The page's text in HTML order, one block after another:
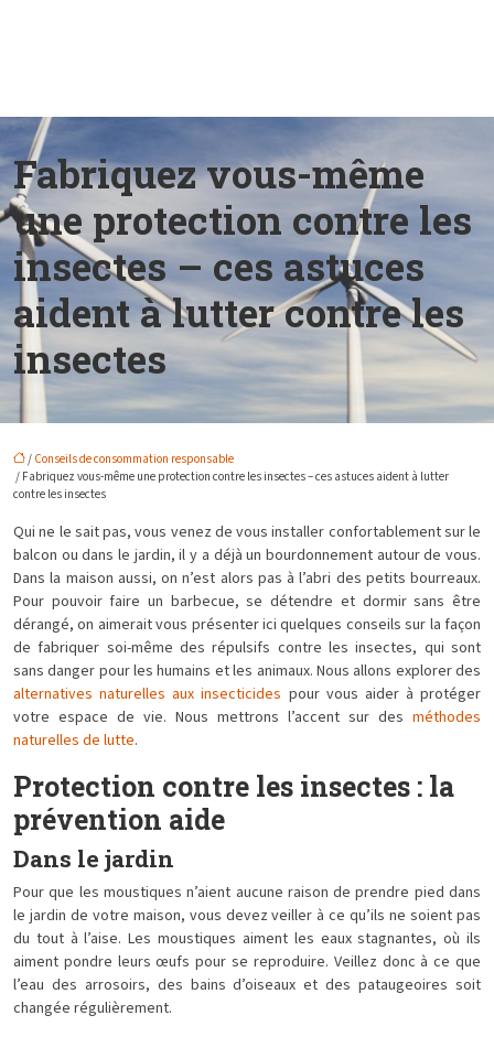
Fabriquez vous-même
une protection contre les
insectes – ces astuces
aident à lutter contre les
insectes
/ Conseils de consommation responsable
/ Fabriquez vous-même une protection contre les insectes – ces astuces aident à lutter
contre les insectes
Qui ne le sait pas, vous venez de vous installer confortablement sur le
balcon ou dans le jardin, il y a déjà un bourdonnement autour de vous.
Dans la maison aussi, on n’est alors pas à l’abri des petits bourreaux.
Pour pouvoir faire un barbecue, se détendre et dormir sans être
dérangé, on aimerait vous présenter ici quelques conseils sur la façon
de fabriquer soi-même des répulsifs contre les insectes, qui sont
sans danger pour les humains et les animaux. Nous allons explorer des
alternatives naturelles aux insecticides pour vous aider à protéger
votre espace de vie. Nous mettrons l’accent sur des méthodes
naturelles de lutte.
Protection contre les insectes : la
prévention aide
Dans le jardin
Pour que les moustiques n’aient aucune raison de prendre pied dans
le jardin de votre maison, vous devez veiller à ce qu’ils ne soient pas
du tout à l’aise. Les moustiques aiment les eaux stagnantes, où ils
aiment pondre leurs œufs pour se reproduire. Veillez donc à ce que
l’eau des arrosoirs, des bains d’oiseaux et des pataugeoires soit
changée régulièrement.